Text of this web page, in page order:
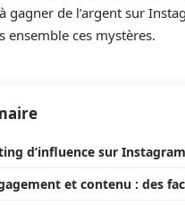
gagner de l’argent sur
ensemble ces mystères.
d’influence sur Instagram
et contenu : des